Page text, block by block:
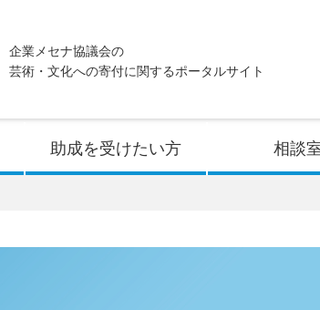
企業メセナ協議会の
芸術・文化への寄付に関するポータルサイト
助成を受けたい方 相談